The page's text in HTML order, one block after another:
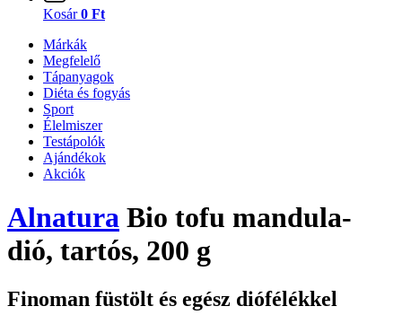
Kosár 0 Ft
Márkák
Megfelelő
Tápanyagok
Diéta és fogyás
Sport
Élelmiszer
Testápolók
Ajándékok
Akciók
Alnatura Bio tofu mandula-
dió, tartós, 200 g
Finoman füstölt és egész diófélékkel